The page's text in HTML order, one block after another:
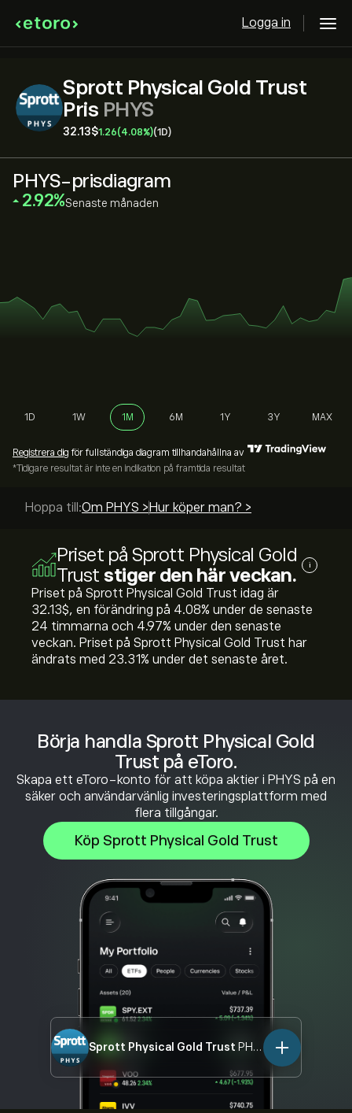
Logga in
Sprott Physical Gold Trust
Pris PHYS
32.13‎$‎1.26(4.08%)(1D)
Börja handla Sprott Physical Gold
Trust på eToro.
Skapa ett eToro-konto för att köpa aktier i PHYS på en
säker och användarvänlig investeringsplattform med
flera tillgångar.
Köp Sprott Physical Gold Trust
Sprott Physical Gold Trust PHYS
PHYS-prisdiagram
‎2.92‎ Senaste månaden
1D 1W 1M 6M 1Y 3Y MAX
Registrera dig för fullständiga diagram tillhandahållna av
*Tidigare resultat är inte en indikation på framtida resultat
Hoppa till:Om PHYS > Hur köper man? >
Priset på Sprott Physical Gold
Trust stiger den här veckan. i
Priset på Sprott Physical Gold Trust idag är
32.13‎$‎, en förändring på ‎4.08‎% under de senaste
24 timmarna och ‎4.97‎% under den senaste
veckan. Priset på Sprott Physical Gold Trust har
ändrats med ‎23.31‎% under det senaste året.